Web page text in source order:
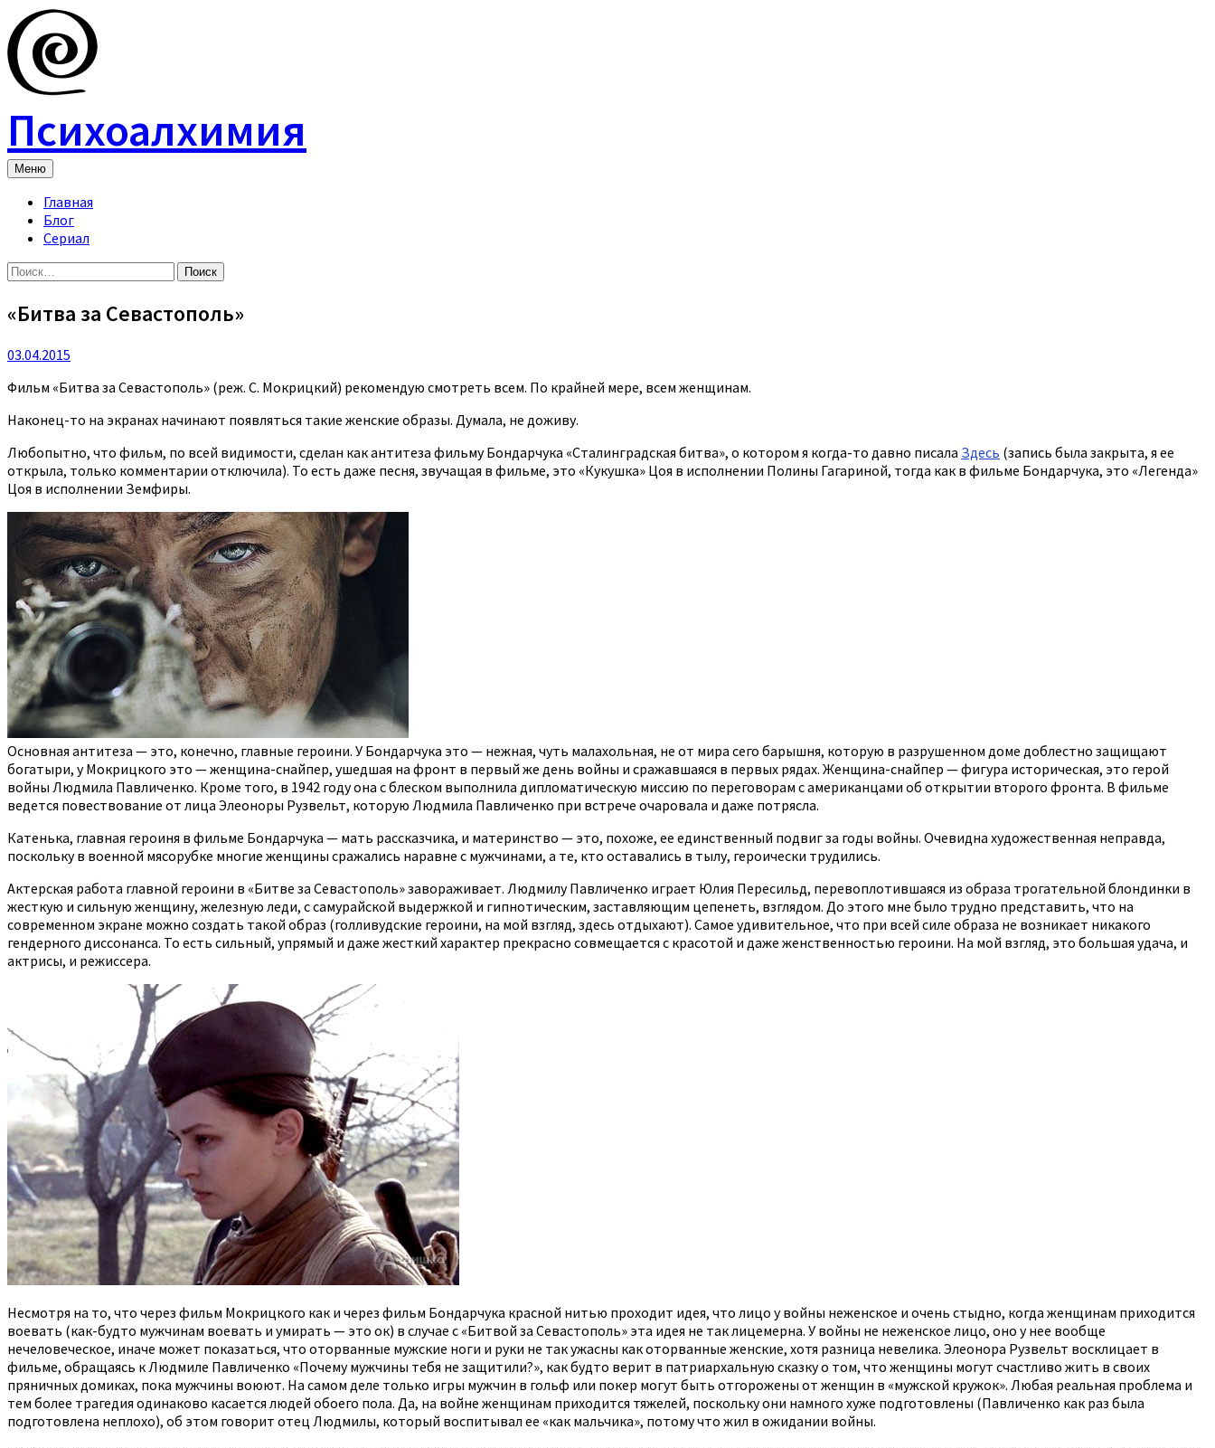
Skip
to
content
Психоалхимия
Меню
Главная
Блог
Сериал
Найти:
«Битва за Севастополь»
03.04.2015
Фильм «Битва за Севастополь» (реж. С. Мокрицкий) рекомендую смотреть всем. По крайней мере, всем женщинам.
Наконец-то на экранах начинают появляться такие женские образы. Думала, не доживу.
Любопытно, что фильм, по всей видимости, сделан как антитеза фильму Бондарчука «Сталинградская битва», о котором я когда-то давно писала Здесь (запись была закрыта, я ее
открыла, только комментарии отключила). То есть даже песня, звучащая в фильме, это «Кукушка» Цоя в исполнении Полины Гагариной, тогда как в фильме Бондарчука, это «Легенда»
Цоя в исполнении Земфиры.
Основная антитеза — это, конечно, главные героини. У Бондарчука это — нежная, чуть малахольная, не от мира сего барышня, которую в разрушенном доме доблестно защищают
богатыри, у Мокрицкого это — женщина-снайпер, ушедшая на фронт в первый же день войны и сражавшаяся в первых рядах. Женщина-снайпер — фигура историческая, это герой
войны Людмила Павличенко. Кроме того, в 1942 году она с блеском выполнила дипломатическую миссию по переговорам с американцами об открытии второго фронта. В фильме
ведется повествование от лица Элеоноры Рузвельт, которую Людмила Павличенко при встрече очаровала и даже потрясла.
Катенька, главная героиня в фильме Бондарчука — мать рассказчика, и материнство — это, похоже, ее единственный подвиг за годы войны. Очевидна художественная неправда,
поскольку в военной мясорубке многие женщины сражались наравне с мужчинами, а те, кто оставались в тылу, героически трудились.
Актерская работа главной героини в «Битве за Севастополь» завораживает. Людмилу Павличенко играет Юлия Пересильд, перевоплотившаяся из образа трогательной блондинки в
жесткую и сильную женщину, железную леди, с самурайской выдержкой и гипнотическим, заставляющим цепенеть, взглядом. До этого мне было трудно представить, что на
современном экране можно создать такой образ (голливудские героини, на мой взгляд, здесь отдыхают). Самое удивительное, что при всей силе образа не возникает никакого
гендерного диссонанса. То есть сильный, упрямый и даже жесткий характер прекрасно совмещается с красотой и даже женственностью героини. На мой взгляд, это большая удача, и
актрисы, и режиссера.
Несмотря на то, что через фильм Мокрицкого как и через фильм Бондарчука красной нитью проходит идея, что лицо у войны неженское и очень стыдно, когда женщинам приходится
воевать (как-будто мужчинам воевать и умирать — это ок) в случае с «Битвой за Севастополь» эта идея не так лицемерна. У войны не неженское лицо, оно у нее вообще
нечеловеческое, иначе может показаться, что оторванные мужские ноги и руки не так ужасны как оторванные женские, хотя разница невелика. Элеонора Рузвельт восклицает в
фильме, обращаясь к Людмиле Павличенко «Почему мужчины тебя не защитили?», как будто верит в патриархальную сказку о том, что женщины могут счастливо жить в своих
пряничных домиках, пока мужчины воюют. На самом деле только игры мужчин в гольф или покер могут быть отгорожены от женщин в «мужской кружок». Любая реальная проблема и
тем более трагедия одинаково касается людей обоего пола. Да, на войне женщинам приходится тяжелей, поскольку они намного хуже подготовлены (Павличенко как раз была
подготовлена неплохо), об этом говорит отец Людмилы, который воспитывал ее «как мальчика», потому что жил в ожидании войны.